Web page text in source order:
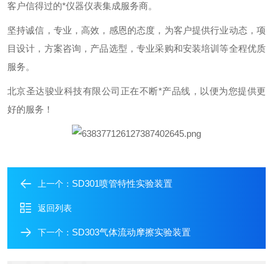
客户信得过的*仪器仪表集成服务商。
坚持诚信，专业，高效，感恩的态度，为客户提供行业动态，项
目设计，方案咨询，产品选型，专业采购和安装培训等全程优质
服务。
北京圣达骏业科技有限公司正在不断*产品线，以便为您提供更
好的服务！
上一个： SD301喷管特性实验装置
返回列表
下一个： SD303气体流动摩擦实验装置